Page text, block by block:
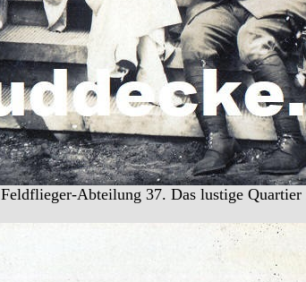
Feldflieger-Abteilung 37. Das lustige